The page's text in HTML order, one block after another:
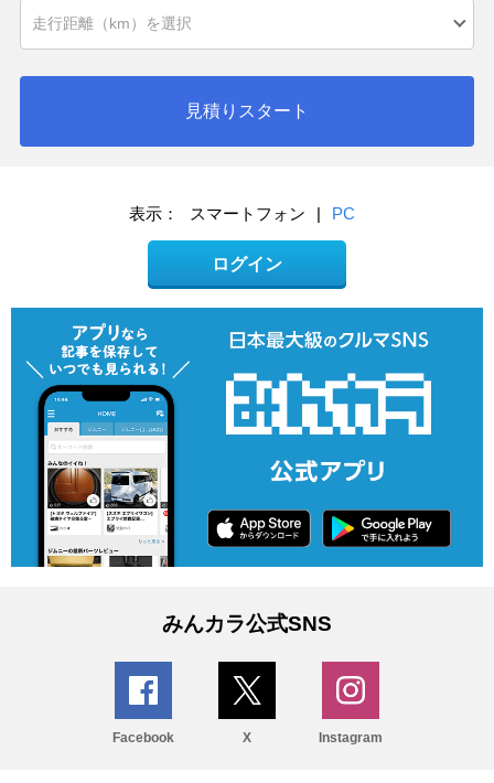
見積りスタート
表示： スマートフォン | PC
ログイン
みんカラ公式SNS
Facebook X Instagram